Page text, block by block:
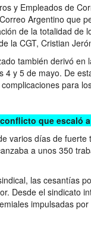
y Empleados de
Argentino que
de la totalidad de
la CGT, Cristian
también derivó
4 y 5 de mayo. De
para
que escaló
varios días de
a unos 350
las cesantías
Desde el sindicato
impulsadas